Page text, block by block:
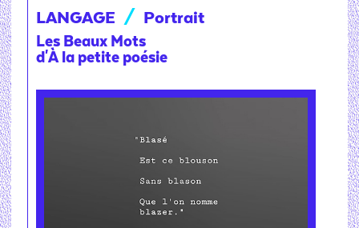
LANGAGE / Portrait
Les Beaux Mots
d'À la petite poésie